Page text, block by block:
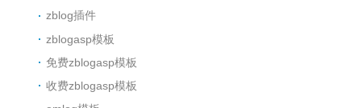
zblog插件
zblogasp模板
免费zblogasp模板
收费zblogasp模板